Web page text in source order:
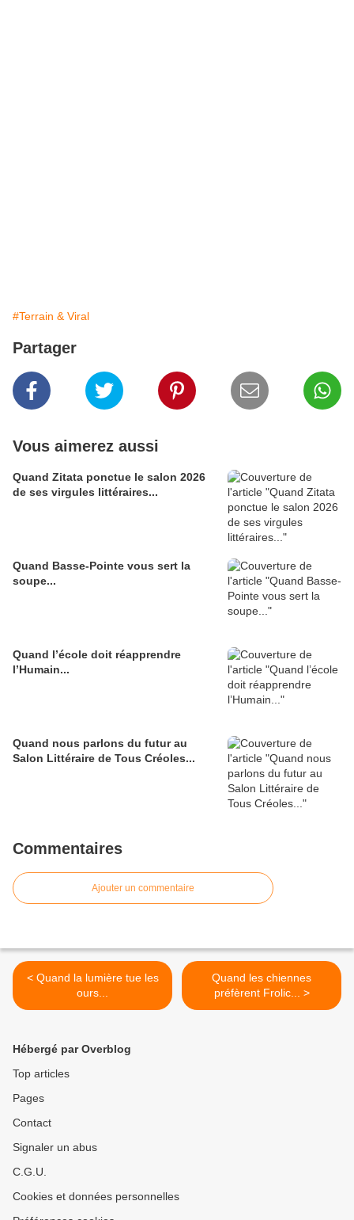
#Terrain & Viral
Partager
Vous aimerez aussi
Quand Zitata ponctue le salon 2026
de ses virgules littéraires...
Quand Basse-Pointe vous sert la
soupe...
Quand l’école doit réapprendre
l’Humain...
Quand nous parlons du futur au
Salon Littéraire de Tous Créoles...
Commentaires
Ajouter un commentaire
< Quand la lumière tue les
ours...
Quand les chiennes
préfèrent Frolic... >
Hébergé par Overblog
Top articles
Pages
Contact
Signaler un abus
C.G.U.
Cookies et données personnelles